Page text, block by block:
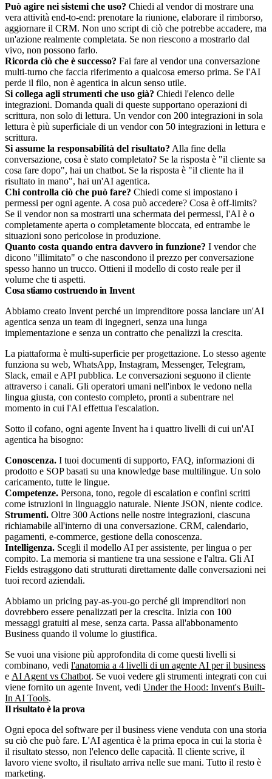
Può agire nei sistemi che uso? Chiedi al vendor di mostrare una
vera attività end-to-end: prenotare la riunione, elaborare il rimborso,
aggiornare il CRM. Non uno script di ciò che potrebbe accadere, ma
un'azione realmente completata. Se non riescono a mostrarlo dal
vivo, non possono farlo.
Ricorda ciò che è successo? Fai fare al vendor una conversazione
multi-turno che faccia riferimento a qualcosa emerso prima. Se l'AI
perde il filo, non è agentica in alcun senso utile.
Si collega agli strumenti che uso già? Chiedi l'elenco delle
integrazioni. Domanda quali di queste supportano operazioni di
scrittura, non solo di lettura. Un vendor con 200 integrazioni in sola
lettura è più superficiale di un vendor con 50 integrazioni in lettura e
scrittura.
Si assume la responsabilità del risultato? Alla fine della
conversazione, cosa è stato completato? Se la risposta è "il cliente sa
cosa fare dopo", hai un chatbot. Se la risposta è "il cliente ha il
risultato in mano", hai un'AI agentica.
Chi controlla ciò che può fare? Chiedi come si impostano i
permessi per ogni agente. A cosa può accedere? Cosa è off-limits?
Se il vendor non sa mostrarti una schermata dei permessi, l'AI è o
completamente aperta o completamente bloccata, ed entrambe le
situazioni sono pericolose in produzione.
Quanto costa quando entra davvero in funzione? I vendor che
dicono "illimitato" o che nascondono il prezzo per conversazione
spesso hanno un trucco. Ottieni il modello di costo reale per il
volume che ti aspetti.
Cosa stiamo costruendo in Invent
Abbiamo creato Invent perché un imprenditore possa lanciare un'AI
agentica senza un team di ingegneri, senza una lunga
implementazione e senza un contratto che penalizzi la crescita.
La piattaforma è multi-superficie per progettazione. Lo stesso agente
funziona su web, WhatsApp, Instagram, Messenger, Telegram,
Slack, email e API pubblica. Le conversazioni seguono il cliente
attraverso i canali. Gli operatori umani nell'inbox le vedono nella
lingua giusta, con contesto completo, pronti a subentrare nel
momento in cui l'AI effettua l'escalation.
Sotto il cofano, ogni agente Invent ha i quattro livelli di cui un'AI
agentica ha bisogno:
Conoscenza. I tuoi documenti di supporto, FAQ, informazioni di
prodotto e SOP basati su una knowledge base multilingue. Un solo
caricamento, tutte le lingue.
Competenze. Persona, tono, regole di escalation e confini scritti
come istruzioni in linguaggio naturale. Niente JSON, niente codice.
Strumenti. Oltre 300 Actions nelle nostre integrazioni, ciascuna
richiamabile all'interno di una conversazione. CRM, calendario,
pagamenti, e-commerce, gestione della conoscenza.
Intelligenza. Scegli il modello AI per assistente, per lingua o per
compito. La memoria si mantiene tra una sessione e l'altra. Gli AI
Fields estraggono dati strutturati direttamente dalle conversazioni nei
tuoi record aziendali.
Abbiamo un pricing pay-as-you-go perché gli imprenditori non
dovrebbero essere penalizzati per la crescita. Inizia con 100
messaggi gratuiti al mese, senza carta. Passa all'abbonamento
Business quando il volume lo giustifica.
Se vuoi una visione più approfondita di come questi livelli si
combinano, vedi l'anatomia a 4 livelli di un agente AI per il business
e AI Agent vs Chatbot. Se vuoi vedere gli strumenti integrati con cui
viene fornito un agente Invent, vedi Under the Hood: Invent's Built-
In AI Tools.
Il risultato è la prova
Ogni epoca del software per il business viene venduta con una storia
su ciò che può fare. L'AI agentica è la prima epoca in cui la storia è
il risultato stesso, non l'elenco delle capacità. Il cliente scrive, il
lavoro viene svolto, il risultato arriva nelle sue mani. Tutto il resto è
marketing.